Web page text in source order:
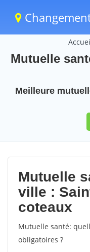
Mutuelle
Meilleure
Mutuelle
ville :
coteaux
Mutuelle santé:
obligatoires ?